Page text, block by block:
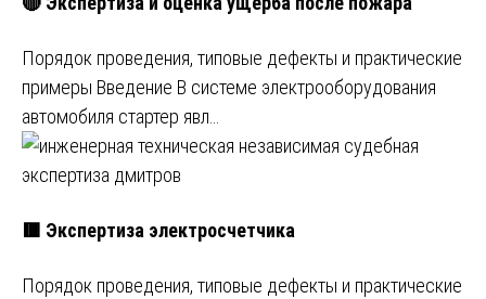
Порядок проведения, типовые дефекты и практические
примеры Введение В системе электрооборудования
автомобиля стартер явл…
🟥 Экспертиза электросчетчика
Порядок проведения, типовые дефекты и практические